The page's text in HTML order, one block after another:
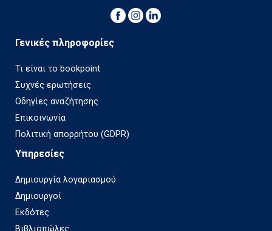
Γενικές πληροφορίες
Τι είναι το bookpoint
Συχνές ερωτήσεις
Οδηγίες αναζήτησης
Επικοινωνία
Πολιτική απορρήτου (GDPR)
Υπηρεσίες
Δημιουργία λογαριασμού
Δημιουργοί
Εκδότες
Βιβλιοπώλες